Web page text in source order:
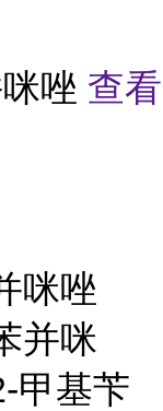
唑 查看
咪唑
并咪
甲基苄